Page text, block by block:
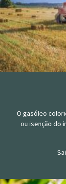
O gasóleo
ou isenção do